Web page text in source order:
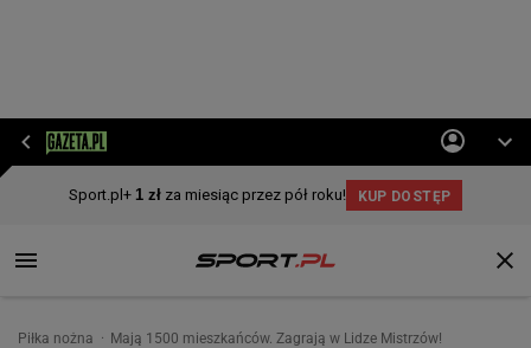
Piłka nożna Mają 1500 mieszkańców. Zagrają w Lidze Mistrzów!